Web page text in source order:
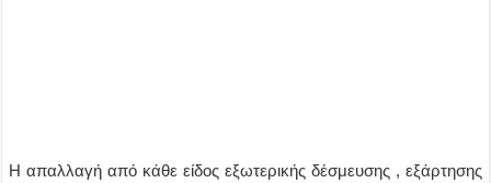
Η απαλλαγή από κάθε είδος εξωτερικής δέσμευσης , εξάρτησης